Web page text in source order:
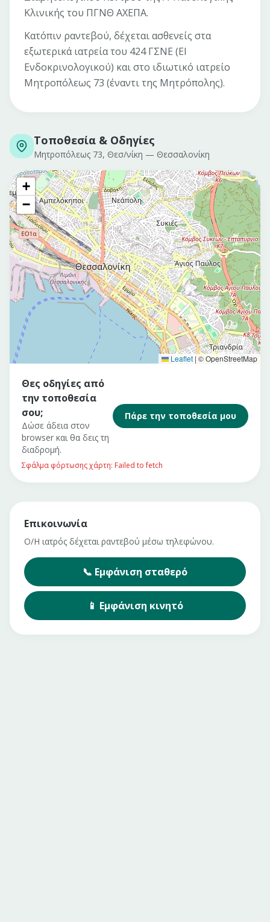
Κλινικής του ΠΓΝΘ ΑΧΕΠΑ.
Κατόπιν ραντεβού, δέχεται ασθενείς στα
εξωτερικά ιατρεία του 424 ΓΣΝΕ (ΕΙ
Ενδοκρινολογικού) και στο ιδιωτικό ιατρείο
Μητροπόλεως 73 (έναντι της Μητρόπολης).
Τοποθεσία & Οδηγίες
Μητροπόλεως 73, Θεσ/νίκη — Θεσσαλονίκη
+
−
Leaflet |© OpenStreetMap
Θες οδηγίες από
την τοποθεσία
σου;
Δώσε άδεια στον
browser και θα δεις τη
διαδρομή.
Πάρε την τοποθεσία μου
Σφάλμα φόρτωσης χάρτη: Failed to fetch
Επικοινωνία
Ο/Η ιατρός δέχεται ραντεβού μέσω τηλεφώνου.
📞 Εμφάνιση σταθερό
📱 Εμφάνιση κινητό